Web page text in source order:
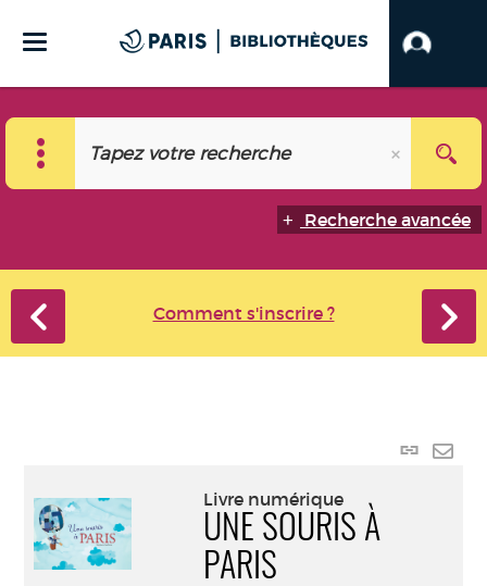
Recherche avancée
Comment s'inscrire ?
Lien
Livre numérique
UNE SOURIS À
PARIS